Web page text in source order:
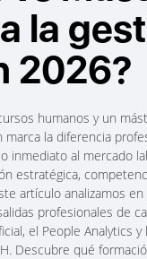
la
2026?
humanos y un
la diferencia
inmediato al mercado
estratégica,
artículo analizamos
profesionales de
el People Analytics
Descubre qué